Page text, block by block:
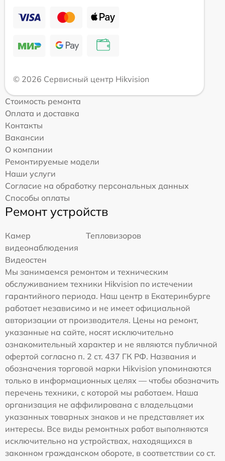
© 2026 Сервисный центр Hikvision
Стоимость ремонта
Оплата и доставка
Контакты
Вакансии
О компании
Ремонтируемые модели
Наши услуги
Согласие на обработку персональных данных
Способы оплаты
Ремонт устройств
Камер
видеонаблюдения
Тепловизоров
Видеостен
Мы занимаемся ремонтом и техническим
обслуживанием техники Hikvision по истечении
гарантийного периода. Наш центр в Екатеринбурге
работает независимо и не имеет официальной
авторизации от производителя. Цены на ремонт,
указанные на сайте, носят исключительно
ознакомительный характер и не являются публичной
офертой согласно п. 2 ст. 437 ГК РФ. Названия и
обозначения торговой марки Hikvision упоминаются
только в информационных целях — чтобы обозначить
перечень техники, с которой мы работаем. Наша
организация не аффилирована с владельцами
указанных товарных знаков и не представляет их
интересы. Все виды ремонтных работ выполняются
исключительно на устройствах, находящихся в
законном гражданском обороте, в соответствии со ст.